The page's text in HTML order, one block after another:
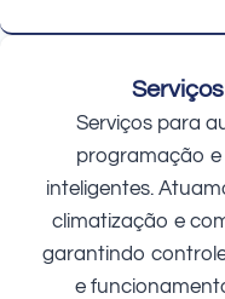
Serviços para
programação
inteligentes.
climatização e
garantindo
e